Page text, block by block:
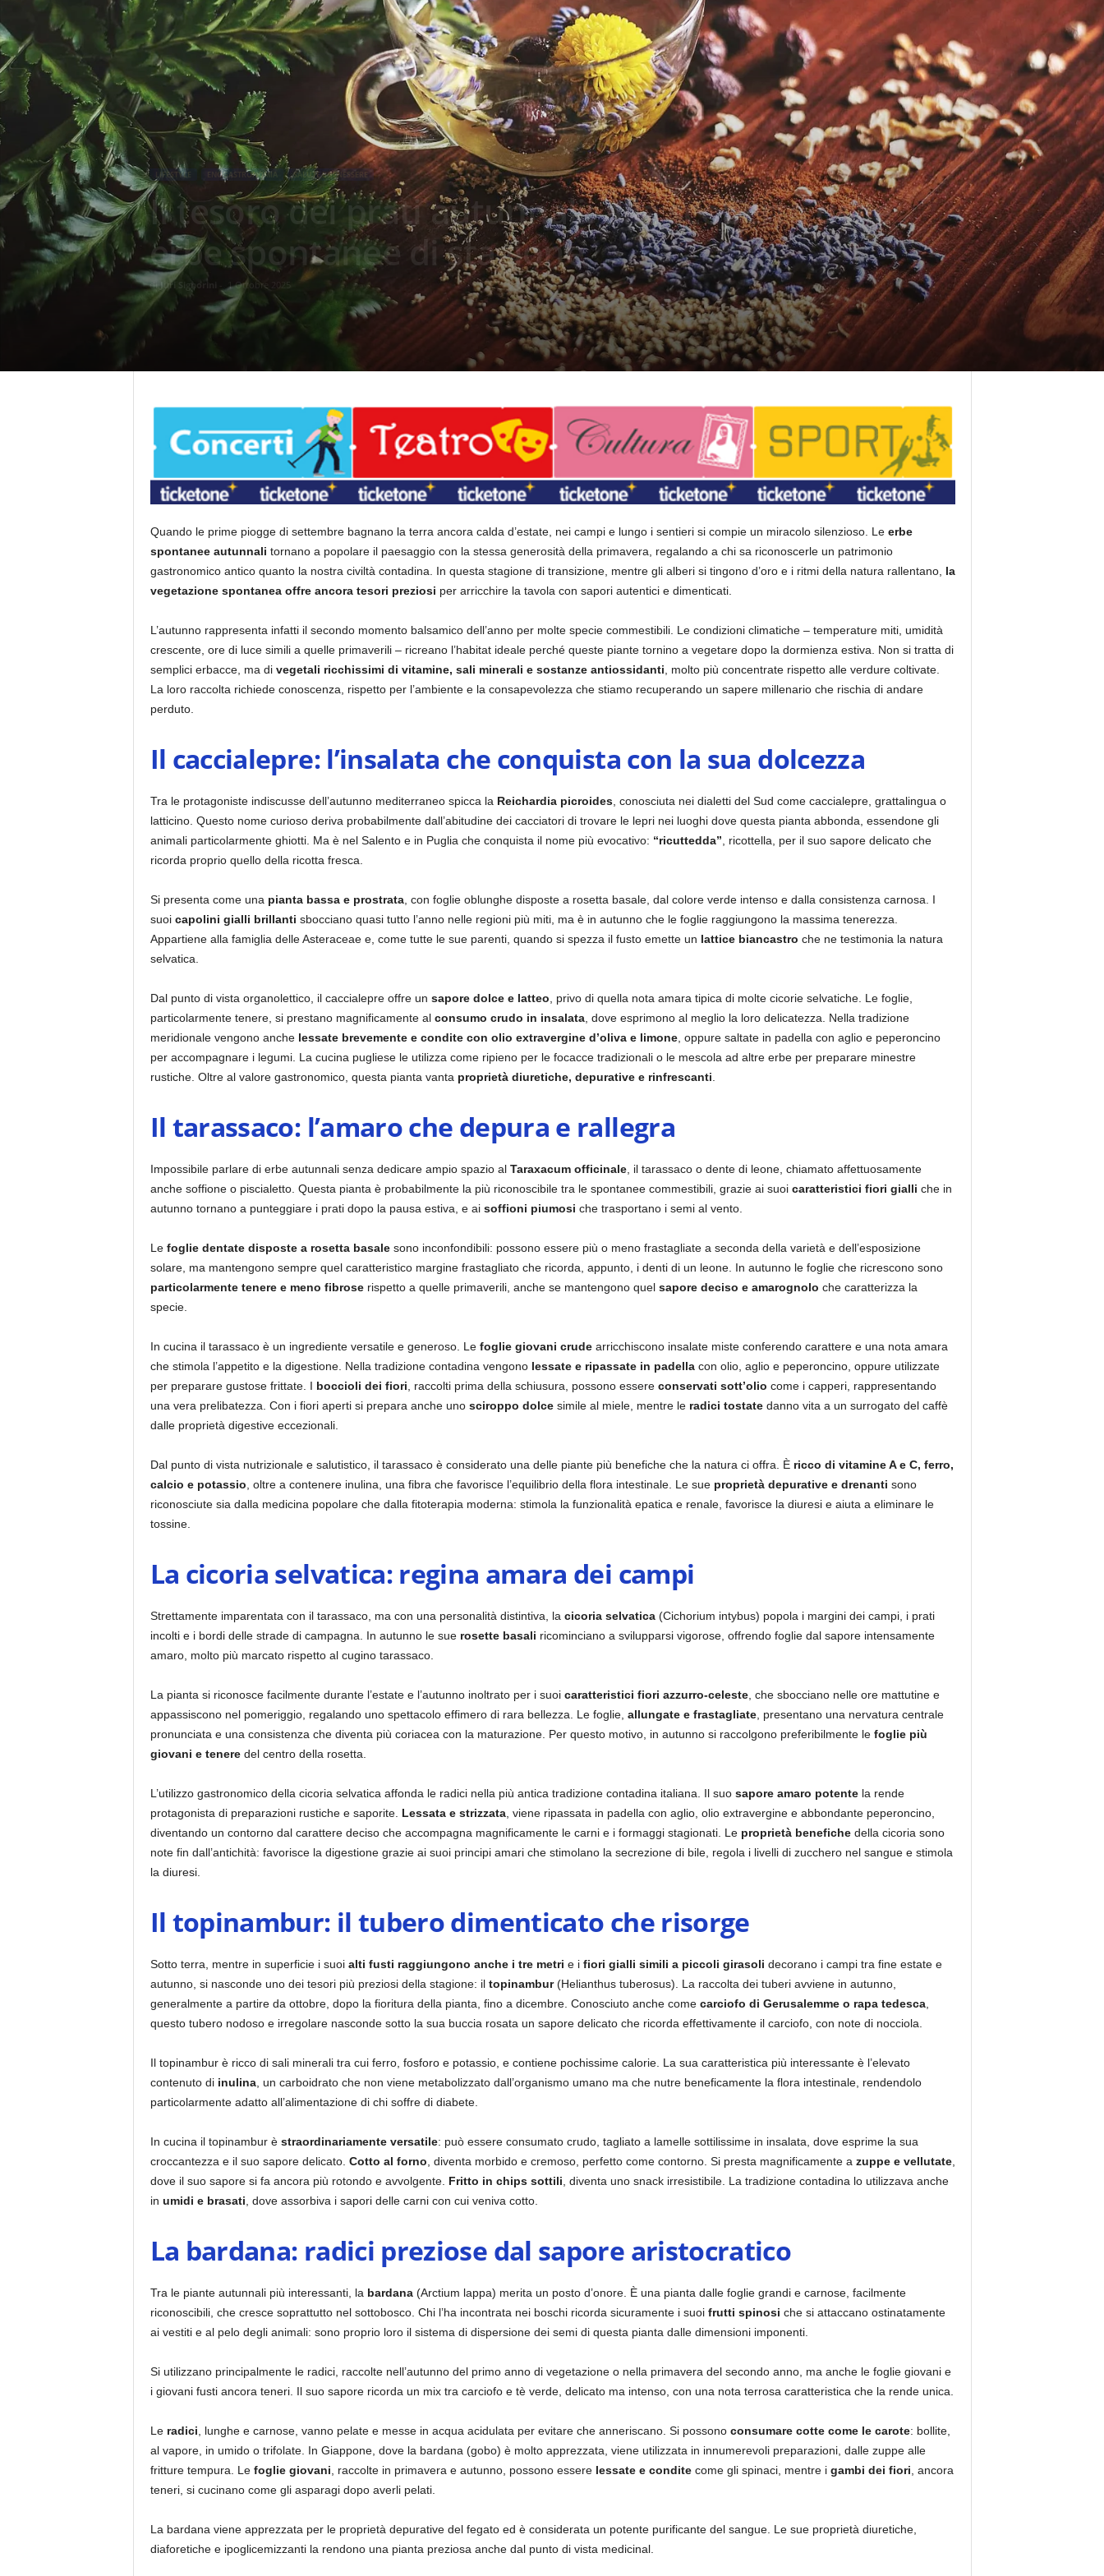
LIFESTYLE ENOGASTRONOMIA SALUTE E BENESSERE
Il tesoro dei prati autunnali: alla scoperta delle
erbe spontanee di stagione
di Juri Signorini 1 Ottobre 2025
Quando le prime piogge di settembre bagnano la terra ancora calda d’estate, nei campi e lungo i sentieri si compie un miracolo silenzioso. Le erbe
spontanee autunnali tornano a popolare il paesaggio con la stessa generosità della primavera, regalando a chi sa riconoscerle un patrimonio
gastronomico antico quanto la nostra civiltà contadina. In questa stagione di transizione, mentre gli alberi si tingono d’oro e i ritmi della natura rallentano, la
vegetazione spontanea offre ancora tesori preziosi per arricchire la tavola con sapori autentici e dimenticati.
L’autunno rappresenta infatti il secondo momento balsamico dell’anno per molte specie commestibili. Le condizioni climatiche – temperature miti, umidità
crescente, ore di luce simili a quelle primaverili – ricreano l’habitat ideale perché queste piante tornino a vegetare dopo la dormienza estiva. Non si tratta di
semplici erbacce, ma di vegetali ricchissimi di vitamine, sali minerali e sostanze antiossidanti , molto più concentrate rispetto alle verdure coltivate.
La loro raccolta richiede conoscenza, rispetto per l’ambiente e la consapevolezza che stiamo recuperando un sapere millenario che rischia di andare
perduto.
Il caccialepre: l’insalata che conquista con la sua dolcezza
Tra le protagoniste indiscusse dell’autunno mediterraneo spicca la Reichardia picroides, conosciuta nei dialetti del Sud come caccialepre, grattalingua o
latticino. Questo nome curioso deriva probabilmente dall’abitudine dei cacciatori di trovare le lepri nei luoghi dove questa pianta abbonda, essendone gli
animali particolarmente ghiotti. Ma è nel Salento e in Puglia che conquista il nome più evocativo: “ricuttedda” , ricottella, per il suo sapore delicato che
ricorda proprio quello della ricotta fresca.
Si presenta come una pianta bassa e prostrata, con foglie oblunghe disposte a rosetta basale, dal colore verde intenso e dalla consistenza carnosa. I
suoi capolini gialli brillanti sbocciano quasi tutto l’anno nelle regioni più miti, ma è in autunno che le foglie raggiungono la massima tenerezza.
Appartiene alla famiglia delle Asteraceae e, come tutte le sue parenti, quando si spezza il fusto emette un lattice biancastro che ne testimonia la natura
selvatica.
Dal punto di vista organolettico, il caccialepre offre un sapore dolce e latteo , privo di quella nota amara tipica di molte cicorie selvatiche. Le foglie,
particolarmente tenere, si prestano magnificamente al consumo crudo in insalata, dove esprimono al meglio la loro delicatezza. Nella tradizione
meridionale vengono anche lessate brevemente e condite con olio extravergine d’oliva e limone, oppure saltate in padella con aglio e peperoncino
per accompagnare i legumi. La cucina pugliese le utilizza come ripieno per le focacce tradizionali o le mescola ad altre erbe per preparare minestre
rustiche. Oltre al valore gastronomico, questa pianta vanta proprietà diuretiche, depurative e rinfrescanti
Il tarassaco: l’amaro che depura e rallegra
Impossibile parlare di erbe autunnali senza dedicare ampio spazio al Taraxacum officinale, il tarassaco o dente di leone, chiamato affettuosamente
anche soffione o piscialetto. Questa pianta è probabilmente la più riconoscibile tra le spontanee commestibili, grazie ai suoi caratteristici fiori gialli che in
autunno tornano a punteggiare i prati dopo la pausa estiva, e ai soffioni piumosi che trasportano i semi al vento.
Le foglie dentate disposte a rosetta basalesono inconfondibili: possono essere più o meno frastagliate a seconda della varietà e dell’esposizione
solare, ma mantengono sempre quel caratteristico margine frastagliato che ricorda, appunto, i denti di un leone. In autunno le foglie che ricrescono sono
particolarmente tenere e meno fibroserispetto a quelle primaverili, anche se mantengono quel sapore deciso e amarognolo che caratterizza la
specie.
In cucina il tarassaco è un ingrediente versatile e generoso. Le foglie giovani crudearricchiscono insalate miste conferendo carattere e una nota amara
che stimola l’appetito e la digestione. Nella tradizione contadina vengono lessate e ripassate in padellacon olio, aglio e peperoncino, oppure utilizzate
per preparare gustose frittate. I boccioli dei fiori , raccolti prima della schiusura, possono essere conservati sott’olio come i capperi, rappresentando
una vera prelibatezza. Con i fiori aperti si prepara anche uno sciroppo dolcesimile al miele, mentre le radici tostatedanno vita a un surrogato del caffè
dalle proprietà digestive eccezionali.
Dal punto di vista nutrizionale e salutistico, il tarassaco è considerato una delle piante più benefiche che la natura ci offra. È ricco di vitamine A e C, ferro,
calcio e potassio , oltre a contenere inulina, una fibra che favorisce l’equilibrio della flora intestinale. Le sue proprietà depurative e drenanti sono
riconosciute sia dalla medicina popolare che dalla fitoterapia moderna: stimola la funzionalità epatica e renale, favorisce la diuresi e aiuta a eliminare le
tossine.
La cicoria selvatica: regina amara dei campi
Strettamente imparentata con il tarassaco, ma con una personalità distintiva, la cicoria selvatica(Cichorium intybus) popola i margini dei campi, i prati
incolti e i bordi delle strade di campagna. In autunno le sue rosette basali ricominciano a svilupparsi vigorose, offrendo foglie dal sapore intensamente
amaro, molto più marcato rispetto al cugino tarassaco.
La pianta si riconosce facilmente durante l’estate e l’autunno inoltrato per i suoi caratteristici fiori azzurro-celeste, che sbocciano nelle ore mattutine e
appassiscono nel pomeriggio, regalando uno spettacolo effimero di rara bellezza. Le foglie, allungate e frastagliate, presentano una nervatura centrale
pronunciata e una consistenza che diventa più coriacea con la maturazione. Per questo motivo, in autunno si raccolgono preferibilmente le foglie più
giovani e teneredel centro della rosetta.
L’utilizzo gastronomico della cicoria selvatica affonda le radici nella più antica tradizione contadina italiana. Il suo sapore amaro potentela rende
protagonista di preparazioni rustiche e saporite. Lessata e strizzata, viene ripassata in padella con aglio, olio extravergine e abbondante peperoncino,
diventando un contorno dal carattere deciso che accompagna magnificamente le carni e i formaggi stagionati. Le proprietà benefichedella cicoria sono
note fin dall’antichità: favorisce la digestione grazie ai suoi principi amari che stimolano la secrezione di bile, regola i livelli di zucchero nel sangue e stimola
la diuresi.
Il topinambur: il tubero dimenticato che risorge
Sotto terra, mentre in superficie i suoi alti fusti raggiungono anche i tre metri e i fiori gialli simili a piccoli girasoli decorano i campi tra fine estate e
autunno, si nasconde uno dei tesori più preziosi della stagione: il topinambur(Helianthus tuberosus). La raccolta dei tuberi avviene in autunno,
generalmente a partire da ottobre, dopo la fioritura della pianta, fino a dicembre. Conosciuto anche come carciofo di Gerusalemme o rapa tedesca,
questo tubero nodoso e irregolare nasconde sotto la sua buccia rosata un sapore delicato che ricorda effettivamente il carciofo, con note di nocciola.
Il topinambur è ricco di sali minerali tra cui ferro, fosforo e potassio, e contiene pochissime calorie. La sua caratteristica più interessante è l’elevato
contenuto di inulina, un carboidrato che non viene metabolizzato dall’organismo umano ma che nutre beneficamente la flora intestinale, rendendolo
particolarmente adatto all’alimentazione di chi soffre di diabete.
In cucina il topinambur è straordinariamente versatile: può essere consumato crudo, tagliato a lamelle sottilissime in insalata, dove esprime la sua
croccantezza e il suo sapore delicato. Cotto al forno , diventa morbido e cremoso, perfetto come contorno. Si presta magnificamente a zuppe e vellutate,
dove il suo sapore si fa ancora più rotondo e avvolgente. Fritto in chips sottili , diventa uno snack irresistibile. La tradizione contadina lo utilizzava anche
in umidi e brasati , dove assorbiva i sapori delle carni con cui veniva cotto.
La bardana: radici preziose dal sapore aristocratico
Tra le piante autunnali più interessanti, la bardana(Arctium lappa) merita un posto d’onore. È una pianta dalle foglie grandi e carnose, facilmente
riconoscibili, che cresce soprattutto nel sottobosco. Chi l’ha incontrata nei boschi ricorda sicuramente i suoi frutti spinosi che si attaccano ostinatamente
ai vestiti e al pelo degli animali: sono proprio loro il sistema di dispersione dei semi di questa pianta dalle dimensioni imponenti.
Si utilizzano principalmente le radici, raccolte nell’autunno del primo anno di vegetazione o nella primavera del secondo anno, ma anche le foglie giovani e
i giovani fusti ancora teneri. Il suo sapore ricorda un mix tra carciofo e tè verde, delicato ma intenso, con una nota terrosa caratteristica che la rende unica.
Le radici , lunghe e carnose, vanno pelate e messe in acqua acidulata per evitare che anneriscano. Si possono consumare cotte come le carote: bollite,
al vapore, in umido o trifolate. In Giappone, dove la bardana (gobo) è molto apprezzata, viene utilizzata in innumerevoli preparazioni, dalle zuppe alle
fritture tempura. Le foglie giovani , raccolte in primavera e autunno, possono essere lessate e conditecome gli spinaci, mentre i gambi dei fiori , ancora
teneri, si cucinano come gli asparagi dopo averli pelati.
La bardana viene apprezzata per le proprietà depurative del fegato ed è considerata un potente purificante del sangue. Le sue proprietà diuretiche,
diaforetiche e ipoglicemizzanti la rendono una pianta preziosa anche dal punto di vista medicinal.